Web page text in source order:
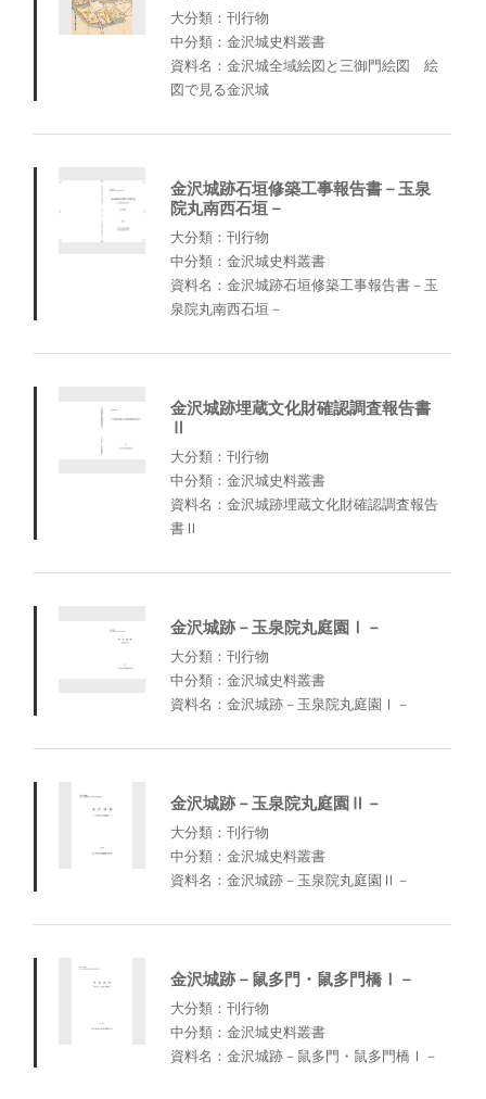
大分類：刊行物
中分類：金沢城史料叢書
資料名：金沢城全域絵図と三御門絵図 絵
図で見る金沢城
金沢城跡石垣修築工事報告書－玉泉
院丸南西石垣－
大分類：刊行物
中分類：金沢城史料叢書
資料名：金沢城跡石垣修築工事報告書－玉
泉院丸南西石垣－
金沢城跡埋蔵文化財確認調査報告書
Ⅱ
大分類：刊行物
中分類：金沢城史料叢書
資料名：金沢城跡埋蔵文化財確認調査報告
書Ⅱ
金沢城跡－玉泉院丸庭園Ⅰ－
大分類：刊行物
中分類：金沢城史料叢書
資料名：金沢城跡－玉泉院丸庭園Ⅰ－
金沢城跡－玉泉院丸庭園Ⅱ－
大分類：刊行物
中分類：金沢城史料叢書
資料名：金沢城跡－玉泉院丸庭園Ⅱ－
金沢城跡－鼠多門・鼠多門橋Ⅰ－
大分類：刊行物
中分類：金沢城史料叢書
資料名：金沢城跡－鼠多門・鼠多門橋Ⅰ－